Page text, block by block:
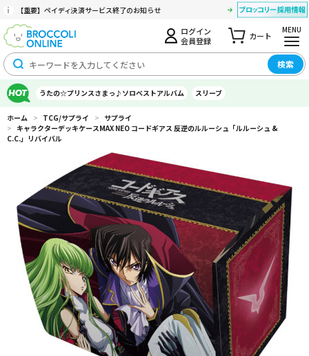
【重要】ペイディ決済サービス終了のお知らせ
ログイン
会員登録
カート
MENU
検索
うたの☆プリンスさまっ♪ソロベストアルバム スリーブ
ホーム > TCG/サプライ > サプライ
> キャラクターデッキケースMAX NEO コードギアス 反逆のルルーシュ「ルルーシュ &
C.C.」リバイバル